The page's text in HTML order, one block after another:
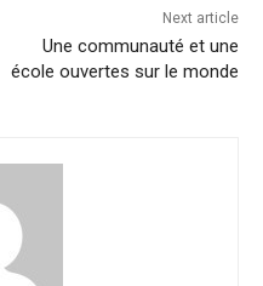
Next article
Une communauté et une
école ouvertes sur le monde